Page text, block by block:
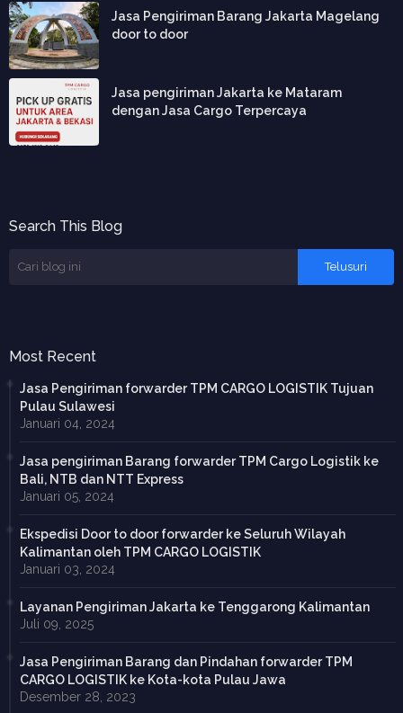
Jasa Pengiriman Barang Jakarta Magelang
door to door
Jasa pengiriman Jakarta ke Mataram
dengan Jasa Cargo Terpercaya
Search This Blog
Most Recent
Jasa Pengiriman forwarder TPM CARGO LOGISTIK Tujuan
Pulau Sulawesi
Januari 04, 2024
Jasa pengiriman Barang forwarder TPM Cargo Logistik ke
Bali, NTB dan NTT Express
Januari 05, 2024
Ekspedisi Door to door forwarder ke Seluruh Wilayah
Kalimantan oleh TPM CARGO LOGISTIK
Januari 03, 2024
Layanan Pengiriman Jakarta ke Tenggarong Kalimantan
Juli 09, 2025
Jasa Pengiriman Barang dan Pindahan forwarder TPM
CARGO LOGISTIK ke Kota-kota Pulau Jawa
Desember 28, 2023